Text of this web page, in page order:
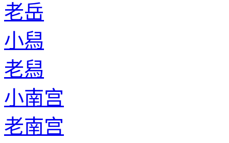
老岳
小舄
老舄
小南宫
老南宫